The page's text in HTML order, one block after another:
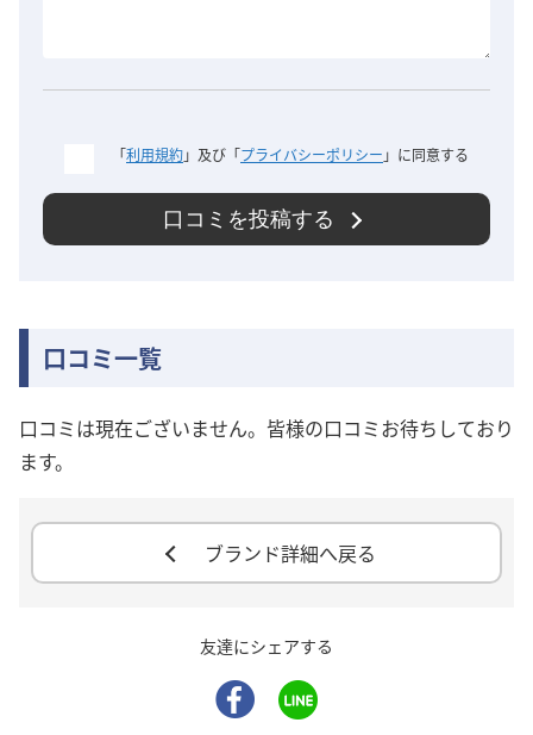
「利用規約」及び「プライバシーポリシー 」に同意する
口コミを投稿する
口コミ一覧
口コミは現在ございません。皆様の口コミお待ちしており
ます。
ブランド詳細へ戻る
友達にシェアする